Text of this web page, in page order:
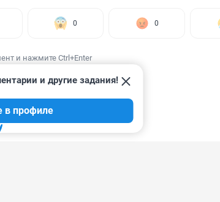
0 0
и нажмите Ctrl+Enter
и другие задания!
в профиле